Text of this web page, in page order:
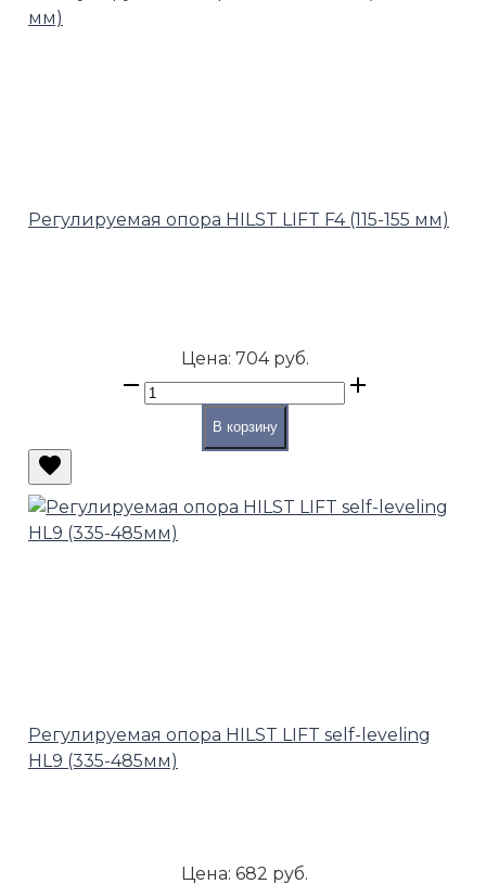
Регулируемая опора HILST LIFT F4 (115-155 мм)
Цена: 704 руб.
В корзину
Регулируемая опора HILST LIFT self-leveling
HL9 (335-485мм)
Цена: 682 руб.